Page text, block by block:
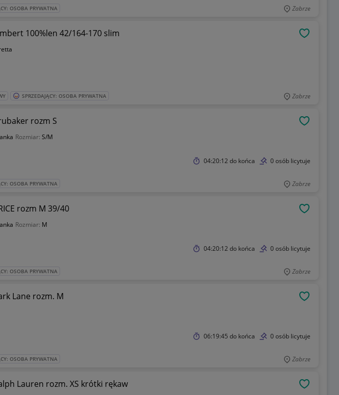
OSOBA PRYWATNA Zabrze
100%len 42/164-170 slim
SPRZEDAJĄCY: OSOBA PRYWATNA Zabrze
rozm S
Rozmiar: S/M
04:20:12 do końca 0 osób licytuje
OSOBA PRYWATNA Zabrze
rozm M 39/40
Rozmiar: M
04:20:12 do końca 0 osób licytuje
OSOBA PRYWATNA Zabrze
Lane rozm. M
06:19:45 do końca 0 osób licytuje
OSOBA PRYWATNA Zabrze
Lauren rozm. XS krótki rękaw